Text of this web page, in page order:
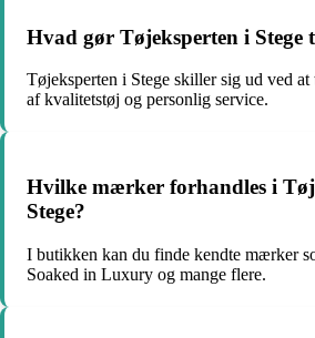
Hvad gør Tøjeksperten i
Tøjeksperten i Stege skiller sig ud ved
af kvalitetstøj og personlig service.
Hvilke mærker forhandles i
Stege?
I butikken kan du finde kendte mærker
Soaked in Luxury og mange flere.